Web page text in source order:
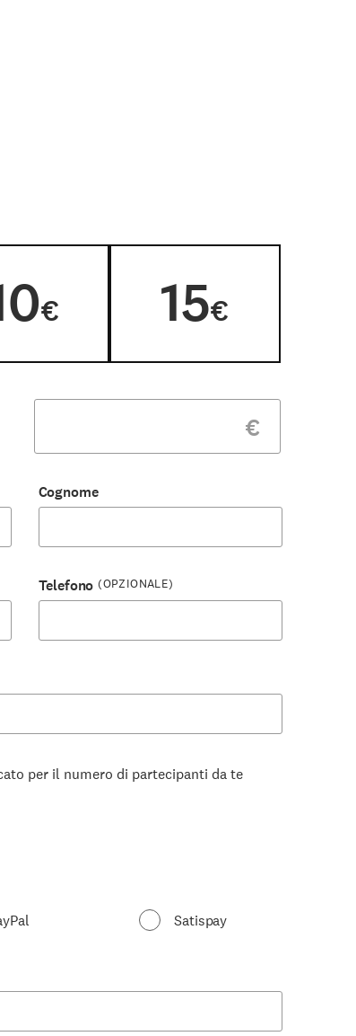
€ 15€
€
Cognome
Telefono (OPZIONALE)
per il numero di partecipanti da te
Satispay